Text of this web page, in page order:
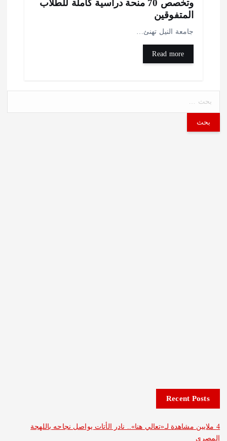
وتخصص 70 منحة دراسية كاملة للطلاب
النيل تهنئ…
Recent
مشاهدة لـ«تعالي هنا».. نادر الأتات يواصل نجاحه باللهجة